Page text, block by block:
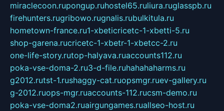
miraclecoon.rupongup.ruhostel65.ruliura.ruglasspb.ru
firehunters.rugribowo.rugnalis.rubulkitula.ru
hometown-france.ru1-xbeticricetc-1-xbetti-5.ru
shop-garena.rucricetc-1-xbetr-1-xbetcc-2.ru
one-life-story.rutop-halyava.ruaccounts112.ru
poka-vse-doma-2.ru3-d-file.ruhahahaharms.ru
g2012.rutst-1.rushaggy-cat.ruopsmgr.ruev-gallery.ru
g-2012.ruops-mgr.ruaccounts-112.rucsm-demo.ru
poka-vse-doma2.ruairgungames.ruallseo-host.ru